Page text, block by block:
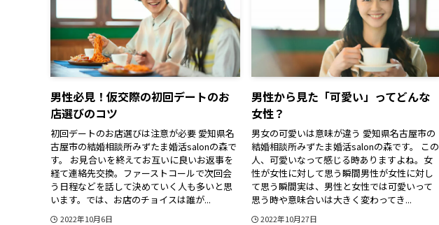
男性必見！仮交際の初回デートのお
店選びのコツ
初回デートのお店選びは注意が必要 愛知県名
古屋市の結婚相談所みずたま婚活salonの森で
す。 お見合いを終えてお互いに良いお返事を
経て連絡先交換。ファーストコールで次回会
う日程などを話して決めていく人も多いと思
います。では、お店のチョイスは誰が...
2022年10月6日
男性から見た「可愛い」ってどんな
女性？
男女の可愛いは意味が違う 愛知県名古屋市の
結婚相談所みずたま婚活salonの森です。 この
人、可愛いなって感じる時ありますよね。女
性が女性に対して思う瞬間男性が女性に対し
て思う瞬間実は、男性と女性では可愛いって
思う時や意味合いは大きく変わってき...
2022年10月27日